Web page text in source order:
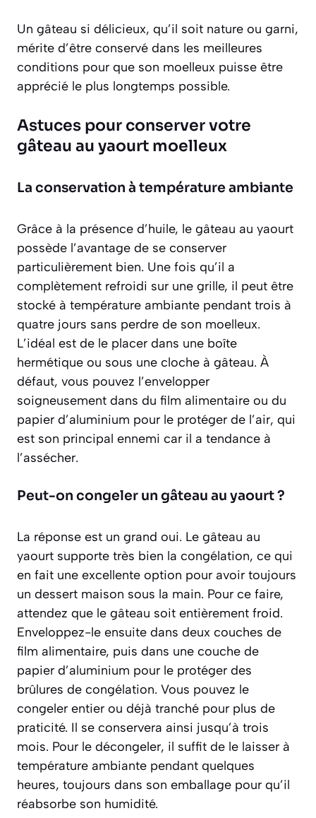
Un gâteau si délicieux, qu’il soit nature ou garni,
mérite d’être conservé dans les meilleures
conditions pour que son moelleux puisse être
apprécié le plus longtemps possible.
Astuces pour conserver votre
gâteau au yaourt moelleux
La conservation à température ambiante
Grâce à la présence d’huile, le gâteau au yaourt
possède l’avantage de se conserver
particulièrement bien. Une fois qu’il a
complètement refroidi sur une grille, il peut être
stocké à température ambiante pendant trois à
quatre jours sans perdre de son moelleux.
L’idéal est de le placer dans une boîte
hermétique ou sous une cloche à gâteau. À
défaut, vous pouvez l’envelopper
soigneusement dans du film alimentaire ou du
papier d’aluminium pour le protéger de l’air, qui
est son principal ennemi car il a tendance à
l’assécher.
Peut-on congeler un gâteau au yaourt ?
La réponse est un grand oui. Le gâteau au
yaourt supporte très bien la congélation, ce qui
en fait une excellente option pour avoir toujours
un dessert maison sous la main. Pour ce faire,
attendez que le gâteau soit entièrement froid.
Enveloppez-le ensuite dans deux couches de
film alimentaire, puis dans une couche de
papier d’aluminium pour le protéger des
brûlures de congélation. Vous pouvez le
congeler entier ou déjà tranché pour plus de
praticité. Il se conservera ainsi jusqu’à trois
mois. Pour le décongeler, il suffit de le laisser à
température ambiante pendant quelques
heures, toujours dans son emballage pour qu’il
réabsorbe son humidité.